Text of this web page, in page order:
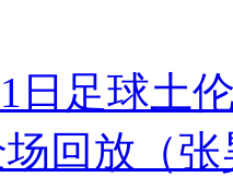
日足球土
回放（